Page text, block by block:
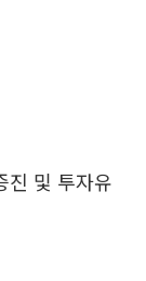
및 투자유